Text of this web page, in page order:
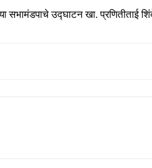
सभामंडपाचे उद्घाटन खा. प्रणितीताई